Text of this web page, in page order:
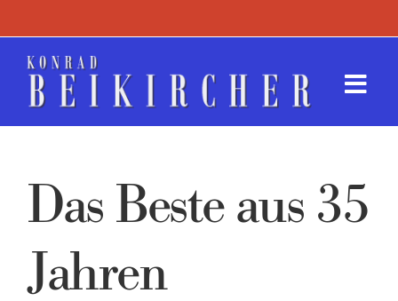
Inhalt
springen
Werk
Das Beste aus 35
Jahren